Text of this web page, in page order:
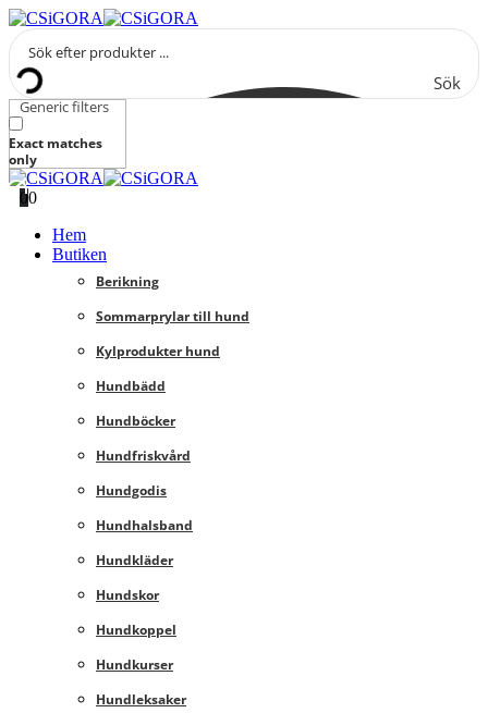
Sök
Generic filters
Exact matches
only
00
Hem
Butiken
Berikning
Sommarprylar till hund
Kylprodukter hund
Hundbädd
Hundböcker
Hundfriskvård
Hundgodis
Hundhalsband
Hundkläder
Hundskor
Hundkoppel
Hundkurser
Hundleksaker